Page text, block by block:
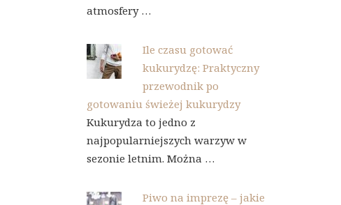
atmosfery …
Ile czasu gotować
kukurydzę: Praktyczny
przewodnik po
gotowaniu świeżej kukurydzy
Kukurydza to jedno z
najpopularniejszych warzyw w
sezonie letnim. Można …
Piwo na imprezę – jakie